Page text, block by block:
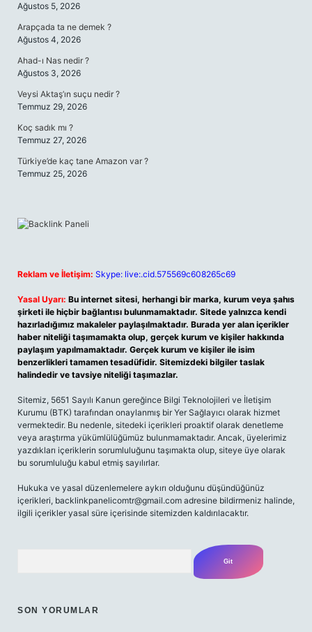
Ağustos 5, 2026
Arapçada ta ne demek ?
Ağustos 4, 2026
Ahad-ı Nas nedir ?
Ağustos 3, 2026
Veysi Aktaş’ın suçu nedir ?
Temmuz 29, 2026
Koç sadık mı ?
Temmuz 27, 2026
Türkiye’de kaç tane Amazon var ?
Temmuz 25, 2026
Reklam ve İletişim: Skype: live:.cid.575569c608265c69
Yasal Uyarı: Bu internet sitesi, herhangi bir marka, kurum veya şahıs
şirketi ile hiçbir bağlantısı bulunmamaktadır. Sitede yalnızca kendi
hazırladığımız makaleler paylaşılmaktadır. Burada yer alan içerikler
haber niteliği taşımamakta olup, gerçek kurum ve kişiler hakkında
paylaşım yapılmamaktadır. Gerçek kurum ve kişiler ile isim
benzerlikleri tamamen tesadüfidir. Sitemizdeki bilgiler taslak
halindedir ve tavsiye niteliği taşımazlar.
Sitemiz, 5651 Sayılı Kanun gereğince Bilgi Teknolojileri ve İletişim
Kurumu (BTK) tarafından onaylanmış bir Yer Sağlayıcı olarak hizmet
vermektedir. Bu nedenle, sitedeki içerikleri proaktif olarak denetleme
veya araştırma yükümlülüğümüz bulunmamaktadır. Ancak, üyelerimiz
yazdıkları içeriklerin sorumluluğunu taşımakta olup, siteye üye olarak
bu sorumluluğu kabul etmiş sayılırlar.
Hukuka ve yasal düzenlemelere aykırı olduğunu düşündüğünüz
içerikleri, backlinkpanelicomtr@gmail.com adresine bildirmeniz halinde,
ilgili içerikler yasal süre içerisinde sitemizden kaldırılacaktır.
SON YORUMLAR